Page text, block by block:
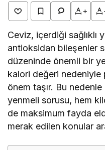
+
Ceviz, içerdiği sağlıklı
antioksidan bileşenler
düzeninde önemli bir
kalori değeri
önem taşır. Bu
yenmeli sorusu, hem
de maksimum fayda
merak edilen konular